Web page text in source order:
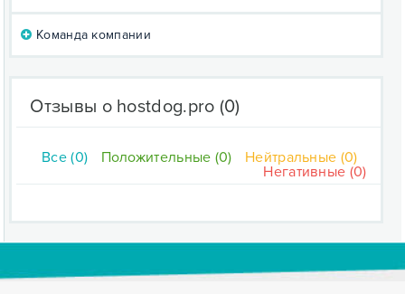
Команда компании
Отзывы о hostdog.pro (0)
Все (0) Положительные (0)
Нейтральные (0)
Негативные (0)